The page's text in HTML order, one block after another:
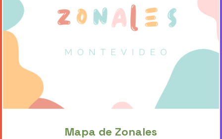
Mapa de Zonales